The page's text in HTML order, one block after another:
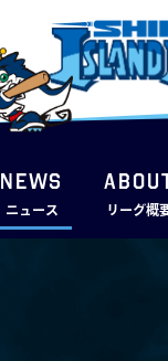
NEWS
ニュース リーグ概